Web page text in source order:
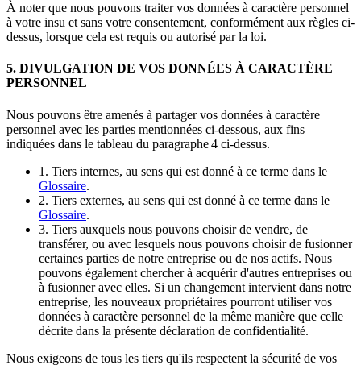
À noter que nous pouvons traiter vos données à caractère personnel
à votre insu et sans votre consentement, conformément aux règles ci-
dessus, lorsque cela est requis ou autorisé par la loi.
5. DIVULGATION DE VOS DONNÉES À CARACTÈRE
PERSONNEL
Nous pouvons être amenés à partager vos données à caractère
personnel avec les parties mentionnées ci-dessous, aux fins
indiquées dans le tableau du paragraphe 4 ci-dessus.
1. Tiers internes, au sens qui est donné à ce terme dans le
Glossaire.
2. Tiers externes, au sens qui est donné à ce terme dans le
Glossaire.
3. Tiers auxquels nous pouvons choisir de vendre, de
transférer, ou avec lesquels nous pouvons choisir de fusionner
certaines parties de notre entreprise ou de nos actifs. Nous
pouvons également chercher à acquérir d'autres entreprises ou
à fusionner avec elles. Si un changement intervient dans notre
entreprise, les nouveaux propriétaires pourront utiliser vos
données à caractère personnel de la même manière que celle
décrite dans la présente déclaration de confidentialité.
Nous exigeons de tous les tiers qu'ils respectent la sécurité de vos